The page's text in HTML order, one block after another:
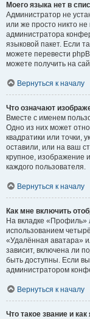
Моего языка нет в
Администратор не
или же просто никто
администратора
языковой пакет. Если
можете перевести
можете получить на
Вернуться к началу
Что означают
Вместе с именем
Одно из них может
квадратики или точки,
оставили, или на ваш
крупное, изображение
каждого пользователя.
Вернуться к началу
Как мне включить
На вкладке «Профиль»
использованием
«Удалённая аватара»
зависит, включена ли
быть доступны. Если
администратором
Вернуться к началу
Что такое звание и